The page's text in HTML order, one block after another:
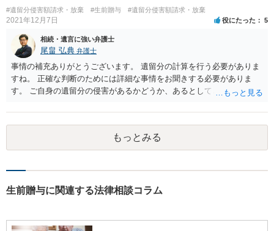
#遺留分侵害額請求・放棄 #生前贈与 #遺留分侵害額請求・放棄
2021年12月7日 役にたった 5
相続・遺言に強い弁護士
尾畠 弘典 弁護士
事情の補充ありがとうございます。 遺留分の計算を行う必要がありま
すね。 正確な判断のためには詳細な事情をお聞きする必要がありま
す。 ご自身の遺留分の侵害があるかどうか、あるとしてどの程度の金
相談されるのが良いと思います。
もっとみる
生前贈与に関連する法律相談コラム